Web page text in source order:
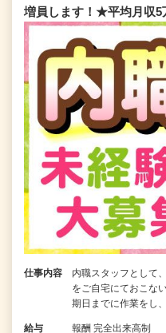
増員します！★平均月収5
仕事内容
内職スタッフとして
をご自宅にておこな
期日までに作業をし
給与 報酬 完全出来高制